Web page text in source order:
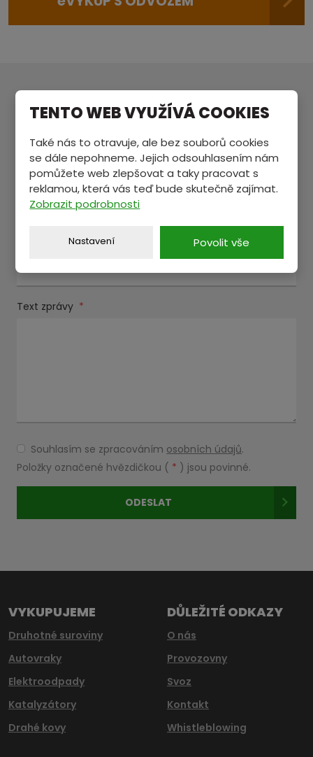
MÁTE NĚCO NA SRDCI?
Jméno a příjmení *
Text zprávy *
Souhlasím
se
zpracováním
osobních
Souhlasím se zpracováním osobních údajů.
Položky označené hvězdičkou ( * ) jsou povinné.
ODESLAT
nepodařilo
VYKUPUJEME
Druhotné suroviny
Autovraky
Elektroodpady
Katalyzátory
Drahé kovy
DŮLEŽITÉ ODKAZY
O nás
Provozovny
Svoz
Kontakt
Whistleblowing
TENTO WEB VYUŽÍVÁ COOKIES
Také nás to otravuje, ale bez souborů cookies
se dále nepohneme. Jejich odsouhlasením nám
pomůžete web zlepšovat a taky pracovat s
reklamou, která vás teď bude skutečně zajímat.
Zobrazit podrobnosti
Nastavení Povolit vše